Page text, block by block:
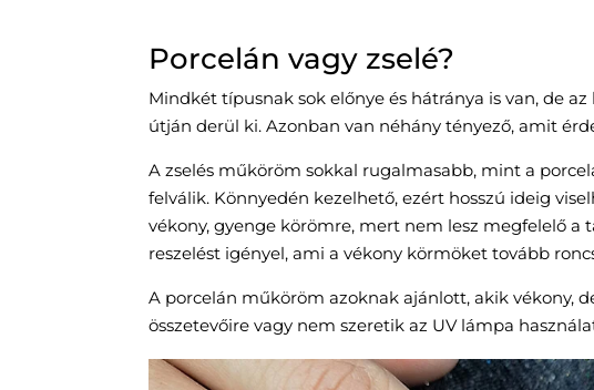
Porcelán vagy zselé?
Mindkét típusnak sok előnye és hátránya is van, de
útján derül ki. Azonban van néhány tényező, amit
A zselés műköröm sokkal rugalmasabb, mint a
felválik. Könnyedén kezelhető, ezért hosszú ideig
vékony, gyenge körömre, mert nem lesz megfelelő a
reszelést igényel, ami a vékony körmöket tovább
A porcelán műköröm azoknak ajánlott, akik vékony,
összetevőire vagy nem szeretik az UV lámpa